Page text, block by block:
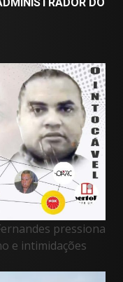
pressiona
e intimidações